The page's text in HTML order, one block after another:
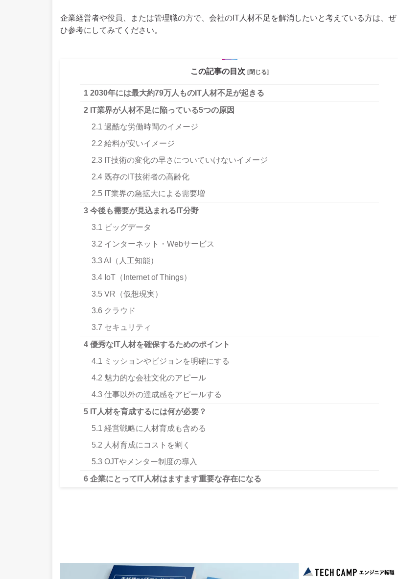
企業経営者や役員、または管理職の方で、会社のIT人材不足を解消したいと考えている方は、ぜ
ひ参考にしてみてください。
この記事の目次 [閉じる]
1 2030年には最大約79万人ものIT人材不足が起きる
2 IT業界が人材不足に陥っている5つの原因
2.1 過酷な労働時間のイメージ
2.2 給料が安いイメージ
2.3 IT技術の変化の早さについていけないイメージ
2.4 既存のIT技術者の高齢化
2.5 IT業界の急拡大による需要増
3 今後も需要が見込まれるIT分野
3.1 ビッグデータ
3.2 インターネット・Webサービス
3.3 AI（人工知能）
3.4 IoT（Internet of Things）
3.5 VR（仮想現実）
3.6 クラウド
3.7 セキュリティ
4 優秀なIT人材を確保するためのポイント
4.1 ミッションやビジョンを明確にする
4.2 魅力的な会社文化のアピール
4.3 仕事以外の達成感をアピールする
5 IT人材を育成するには何が必要？
5.1 経営戦略に人材育成も含める
5.2 人材育成にコストを割く
5.3 OJTやメンター制度の導入
6 企業にとってIT人材はますます重要な存在になる